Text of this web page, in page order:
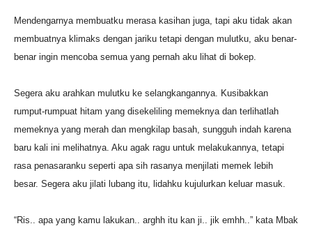
Mendengarnya membuatku merasa kasihan juga, tapi aku tidak akan
membuatnya klimaks dengan jariku tetapi dengan mulutku, aku benar-
benar ingin mencoba semua yang pernah aku lihat di bokep.
Segera aku arahkan mulutku ke selangkangannya. Kusibakkan
rumput-rumpuat hitam yang disekeliling memeknya dan terlihatlah
memeknya yang merah dan mengkilap basah, sungguh indah karena
baru kali ini melihatnya. Aku agak ragu untuk melakukannya, tetapi
rasa penasaranku seperti apa sih rasanya menjilati memek lebih
besar. Segera aku jilati lubang itu, lidahku kujulurkan keluar masuk.
“Ris.. apa yang kamu lakukan.. arghh itu kan ji.. jik emhh..” kata Mbak